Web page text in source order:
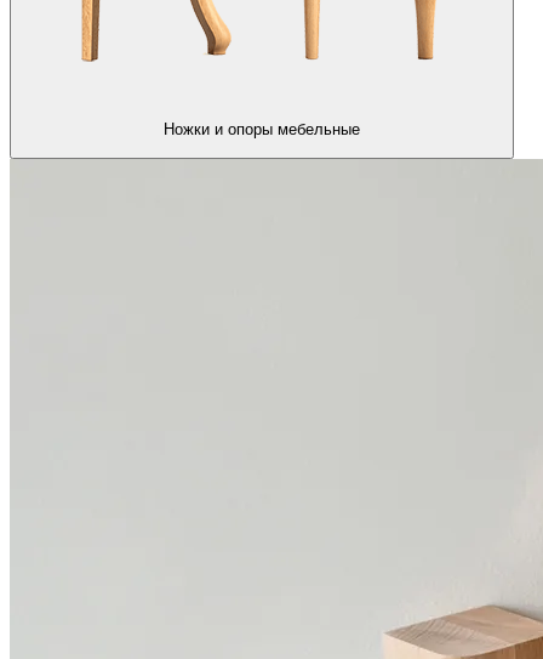
Ножки и опоры мебельные